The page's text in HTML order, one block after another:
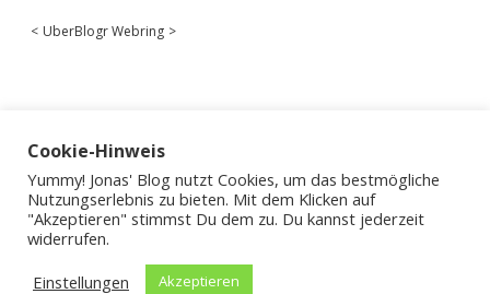
< UberBlogr Webring >
Cookie-Hinweis
Yummy! Jonas' Blog nutzt Cookies, um das bestmögliche
Nutzungserlebnis zu bieten. Mit dem Klicken auf
"Akzeptieren" stimmst Du dem zu. Du kannst jederzeit
widerrufen.
Einstellungen
Akzeptieren